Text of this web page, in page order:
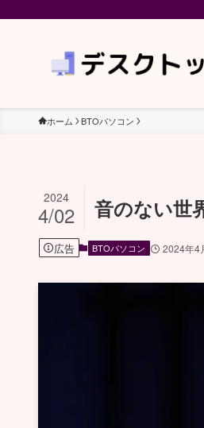
ホーム BTOパソコン
音のない世
2024
4/02
広告 BTOパソコン 2024年4